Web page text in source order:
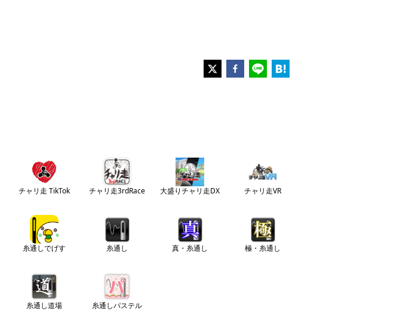
走 (3)
チャリ走 TikTok チャリ走3rdRace 大盛りチャリ走DX チャリ走VR
糸通しでげす 糸通し 真・糸通し 極・糸通し
糸通し道場 糸通しパステル